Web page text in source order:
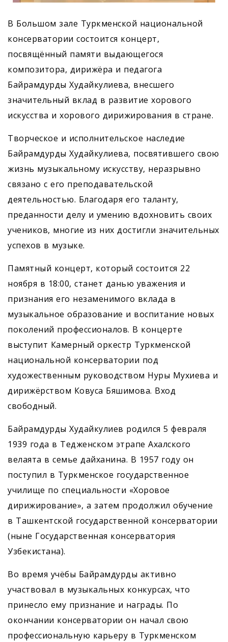
В Большом зале Туркменской национальной
консерватории состоится концерт,
посвящённый памяти выдающегося
композитора, дирижёра и педагога
Байрамдурды Худайкулиева, внесшего
значительный вклад в развитие хорового
искусства и хорового дирижирования в стране.
Творческое и исполнительское наследие
Байрамдурды Худайкулиева, посвятившего свою
жизнь музыкальному искусству, неразрывно
связано с его преподавательской
деятельностью. Благодаря его таланту,
преданности делу и умению вдохновить своих
учеников, многие из них достигли значительных
успехов в музыке.
Памятный концерт, который состоится 22
ноября в 18:00, станет данью уважения и
признания его незаменимого вклада в
музыкальное образование и воспитание новых
поколений профессионалов. В концерте
выступит Камерный оркестр Туркменской
национальной консерватории под
художественным руководством Нуры Мухиева и
дирижёрством Ковуса Бяшимова. Вход
свободный.
Байрамдурды Худайкулиев родился 5 февраля
1939 года в Тедженском этрапе Ахалского
велаята в семье дайханина. В 1957 году он
поступил в Туркменское государственное
училище по специальности «Хоровое
дирижирование», а затем продолжил обучение
в Ташкентской государственной консерватории
(ныне Государственная консерватория
Узбекистана).
Во время учёбы Байрамдурды активно
участвовал в музыкальных конкурсах, что
принесло ему признание и награды. По
окончании консерватории он начал свою
профессиональную карьеру в Туркменском